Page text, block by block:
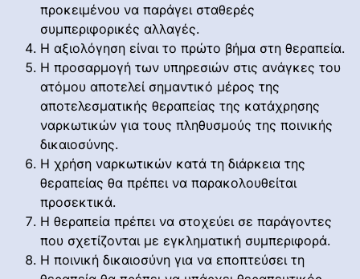
προκειμένου να παράγει σταθερές
συμπεριφορικές αλλαγές.
Η αξιολόγηση είναι το πρώτο βήμα στη θεραπεία.
Η προσαρμογή των υπηρεσιών στις ανάγκες του
ατόμου αποτελεί σημαντικό μέρος της
αποτελεσματικής θεραπείας της κατάχρησης
ναρκωτικών για τους πληθυσμούς της ποινικής
δικαιοσύνης.
Η χρήση ναρκωτικών κατά τη διάρκεια της
θεραπείας θα πρέπει να παρακολουθείται
προσεκτικά.
Η θεραπεία πρέπει να στοχεύει σε παράγοντες
που σχετίζονται με εγκληματική συμπεριφορά.
Η ποινική δικαιοσύνη για να εποπτεύσει τη